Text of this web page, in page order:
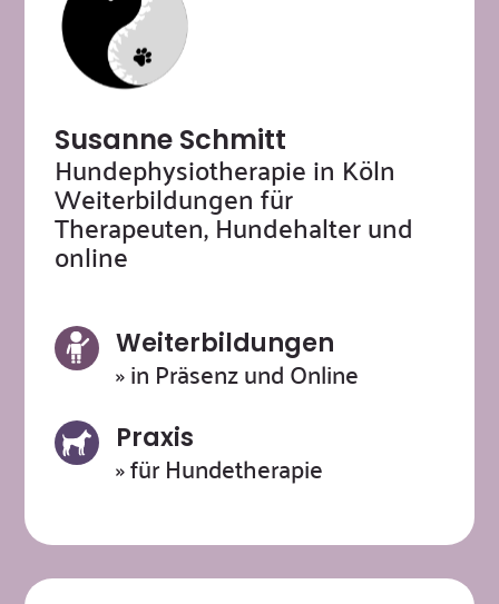
Susanne Schmitt
Hundephysiotherapie in Köln
Weiterbildungen für
Therapeuten, Hundehalter und
online
Weiterbildungen
» in Präsenz und Online
Praxis
» für Hundetherapie